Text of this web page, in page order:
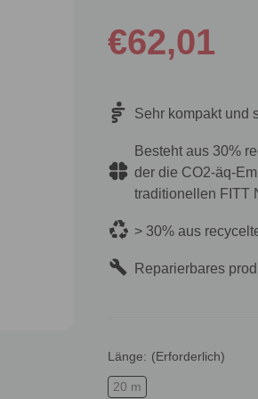
€62,01
Sehr kompakt und
Besteht aus 30%
der die CO2-äq-
traditionellen FITT
> 30% aus
Reparierbares
Länge: (Erforderlich)
20 m